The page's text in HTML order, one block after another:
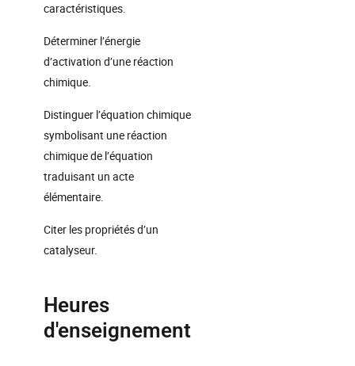
caractéristiques.
Déterminer l’énergie
d’activation d’une réaction
chimique.
Distinguer l’équation chimique
symbolisant une réaction
chimique de l’équation
traduisant un acte
élémentaire.
Citer les propriétés d’un
catalyseur.
Heures
d'enseignement